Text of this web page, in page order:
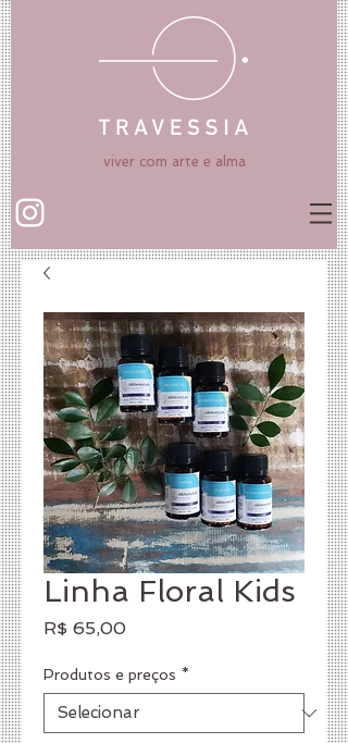
viver com arte e alma
Linha Floral Kids
R$ 65,00Preço
Produtos e preços *